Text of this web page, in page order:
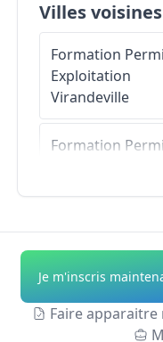
Villes voisines
Formation
Exploitation
Virandeville
Formation
Formation
Exploitation
Vasteville
Formation Permis
Je m'inscris
Faire